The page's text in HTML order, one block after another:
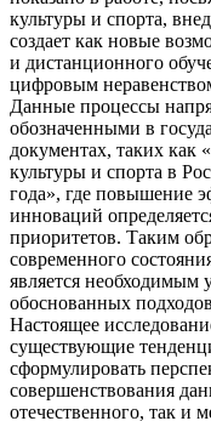
культуры и спорта,
создает как новые
и дистанционного
цифровым
Данные процессы
обозначенными в
документах, таких как
культуры и спорта в
года», где повышение
инноваций
приоритетов. Таким
современного
является необходимым
обоснованных
Настоящее
существующие
сформулировать
совершенствования
отечественного, так и